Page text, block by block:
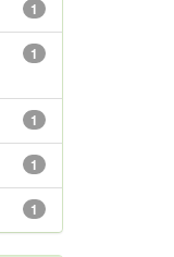
1
1
1
1
1